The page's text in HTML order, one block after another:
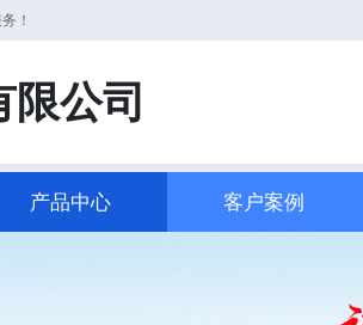
！
公司
产品中心 客户案例